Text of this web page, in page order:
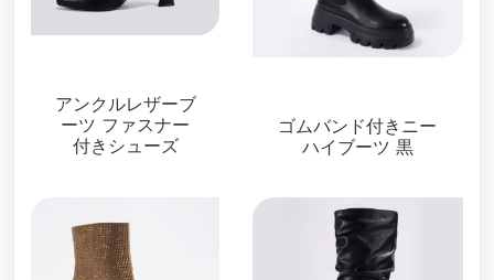
アンクルレザーブ
ーツ ファスナー
付きシューズ
ゴムバンド付きニー
ハイブーツ 黒